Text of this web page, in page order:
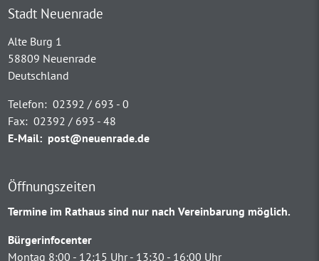
Stadt Neuenrade
Alte Burg 1
58809 Neuenrade
Deutschland
Telefon: 02392 / 693 - 0
Fax: 02392 / 693 - 48
E-Mail: post@neuenrade.de
Öffnungszeiten
Termine im Rathaus sind nur nach Vereinbarung möglich.
Bürgerinfocenter
Montag 8:00 - 12:15 Uhr - 13:30 - 16:00 Uhr